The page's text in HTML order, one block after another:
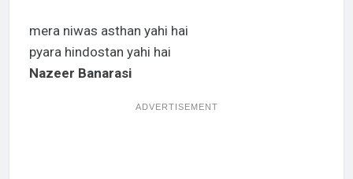
mera niwas asthan yahi hai
pyara hindostan yahi hai
Nazeer Banarasi
ADVERTISEMENT